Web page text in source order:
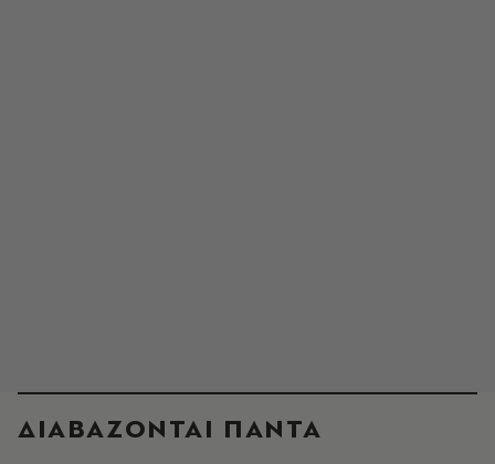
ΔΙΑΒΑΖΟΝΤΑΙ ΠΑΝΤΑ